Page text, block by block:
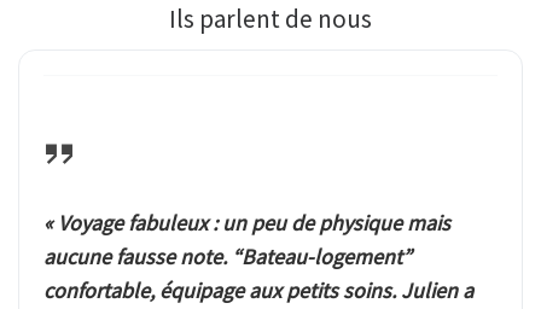
Ils parlent de nous
« Voyage fabuleux : un peu de physique mais
aucune fausse note. “Bateau-logement”
confortable, équipage aux petits soins. Julien a